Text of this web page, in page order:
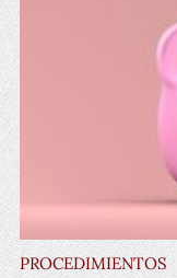
PROCEDIMIENTOS